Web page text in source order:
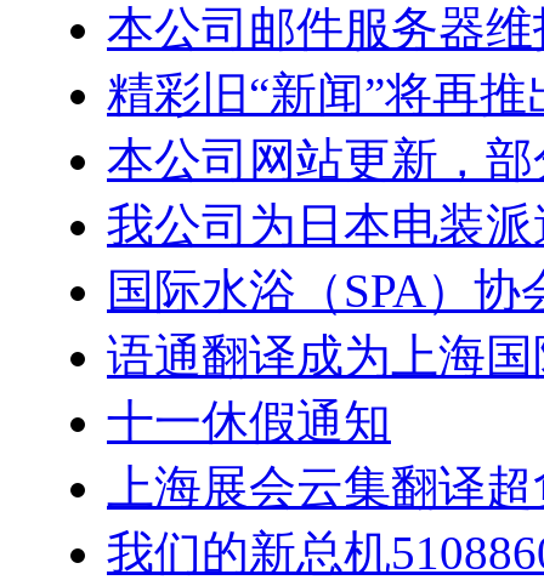
本公司邮件服务器
精彩旧“新闻”将再推
本公司网站更新，
我公司为日本电装
国际水浴（SPA）
语通翻译成为上海
十一休假通知
上海展会云集翻译
我们的新总机